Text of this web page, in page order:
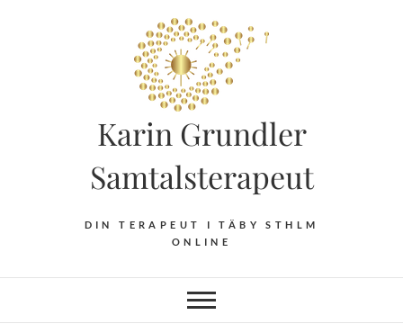
Karin Grundler
Samtalsterapeut
DIN TERAPEUT I TÄBY STHLM
ONLINE